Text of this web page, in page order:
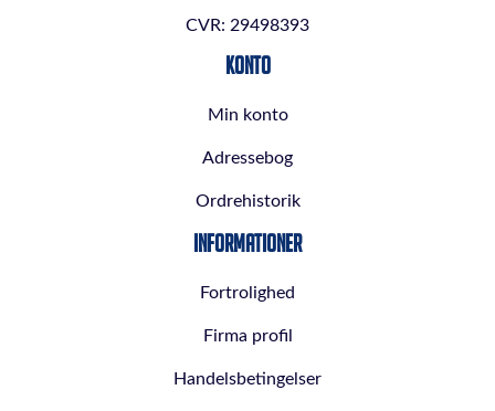
CVR: 29498393
Konto
Min konto
Adressebog
Ordrehistorik
Informationer
Fortrolighed
Firma profil
Handelsbetingelser